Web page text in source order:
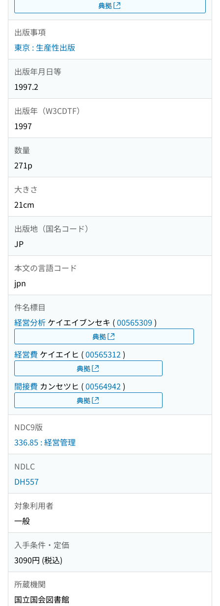
典拠
出版事項
東京 : 生産性出版
出版年月日等
1997.2
出版年（W3CDTF）
1997
数量
271p
大きさ
21cm
出版地（国名コード）
JP
本文の言語コード
jpn
件名標目
経営分析 ケイエイブンセキ (00565309 )
典拠
経営費 ケイエイヒ (00565312 )
典拠
間接費 カンセツヒ (00564942 )
典拠
NDC9版
336.85 : 経営管理
NDLC
DH557
対象利用者
一般
入手条件・定価
3090円 (税込)
所蔵機関
国立国会図書館